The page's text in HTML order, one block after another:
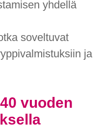
yhdellä
soveltuvat
ja
vuoden